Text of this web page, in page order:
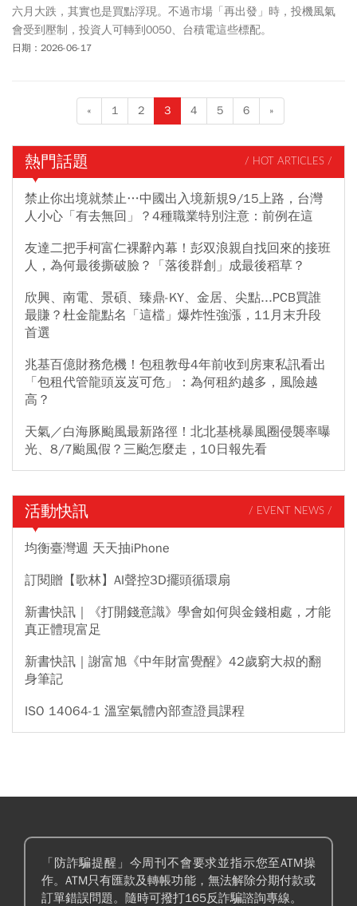
六月大跌，其實也是買點浮現。不過市場「再出發」時，投機風氣
會受到壓制，投資人可轉到0050、台積電這些標配。
日期：2026-06-17
« 1 2 3 4 5 6 »
熱門話題 / HOT ARTICLES /
禁止你出境就禁止…中國出入境新規9/15上路，台灣
人小心「有去無回」？4種職業特別注意：前例在這
友達二把手柯富仁裸辭內幕！彭双浪親自找回來的接班
人，為何最後撕破臉？「落後群創」成最後稻草？
欣興、南電、景碩、臻鼎-KY、金居、尖點...PCB買誰
最賺？杜金龍點名「這檔」爆炸性強漲，11月末升段
首選
兆基百億財務危機！包租教母4年前收到房東私訊看出
「包租代管龍頭岌岌可危」：為何租約越多，風險越
高？
天氣／白海豚颱風最新路徑！北北基桃暴風圈侵襲率曝
光、8/7颱風假？三颱怎麼走，10日報先看
活動快訊 / EVENT NEWS /
均衡臺灣週 天天抽iPhone
訂閱贈【歌林】AI聲控3D擺頭循環扇
新書快訊｜《打開錢意識》學會如何與金錢相處，才能
真正體現富足
新書快訊｜謝富旭《中年財富覺醒》42歲窮大叔的翻
身筆記
ISO 14064-1 溫室氣體內部查證員課程
「防詐騙提醒」今周刊不會要求並指示您至ATM操
作。ATM只有匯款及轉帳功能，無法解除分期付款或
訂單錯誤問題。隨時可撥打165反詐騙諮詢專線。